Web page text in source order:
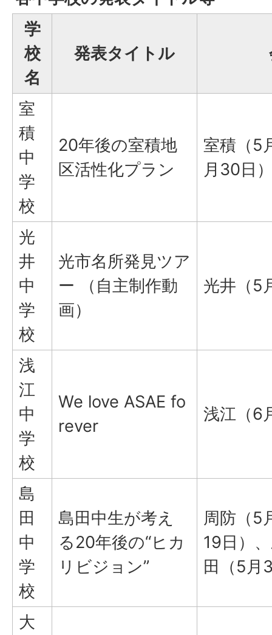
学
校
名
発表タイトル
室
積
中
学
校
20年後の室積地
区活性化プラン
室積（5
月30日
光
井
中
学
校
光市名所発見ツア
ー （自主制作動
画）
光井（5
浅
江
中
学
校
We love ASAE fo
rever
浅江（6
島
田
中
学
校
島田中生が考え
る20年後の“ヒカ
リビジョン”
周防（5
19日）
田（5月
大